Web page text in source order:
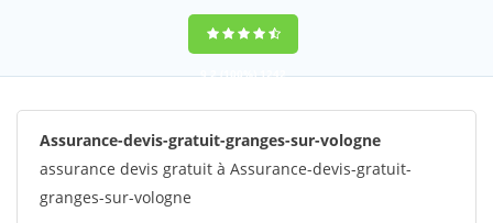
9,2(100%)1242
votes
Assurance-devis-gratuit-granges-sur-vologne
assurance devis gratuit à Assurance-devis-gratuit-
granges-sur-vologne